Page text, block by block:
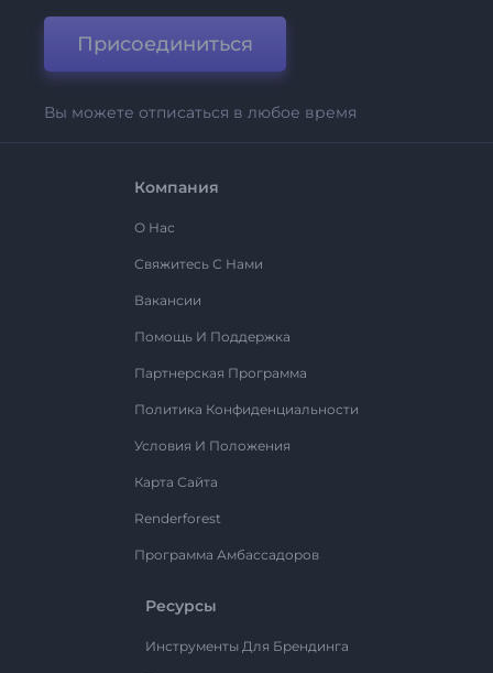
Присоединиться
Вы можете отписаться в любое время
Компания
О Нас
Свяжитесь С Нами
Вакансии
Помощь И Поддержка
Партнерская Программа
Политика Конфиденциальности
Условия И Положения
Карта Сайта
Renderforest
Программа Амбассадоров
Ресурсы
Инструменты Для Брендинга